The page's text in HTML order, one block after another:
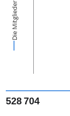
Die Mitglieder
528 704